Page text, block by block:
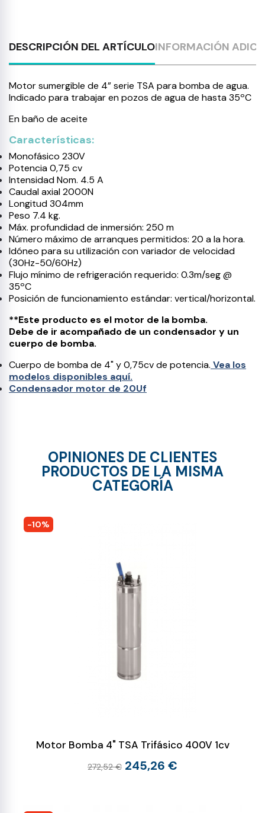
DESCRIPCIÓN DEL ARTÍCULOINFORMACIÓN
Motor sumergible de 4” serie TSA para bomba de agua.
Indicado para trabajar en pozos de agua de hasta 35ºC
En baño de aceite
Características:
Monofásico 230V
Potencia 0,75 cv
Intensidad Nom. 4.5 A
Caudal axial 2000N
Longitud 304mm
Peso 7.4 kg.
Máx. profundidad de inmersión: 250 m
Número máximo de arranques permitidos: 20 a la hora.
Idóneo para su utilización con variador de velocidad
(30Hz-50/60Hz)
Flujo mínimo de refrigeración requerido: 0.3m/seg @
35ºC
Posición de funcionamiento estándar: vertical/horizontal.
**Este producto es el motor de la bomba.
Debe de ir acompañado de un condensador y un
cuerpo de bomba.
Cuerpo de bomba de 4" y 0,75cv de potencia. Vea los
modelos disponibles aquí.
Condensador motor de 20Uf
OPINIONES DE CLIENTES
PRODUCTOS DE LA MISMA
CATEGORÍA
-10%
Motor Bomba 4" TSA Trifásico 400V 1cv
272,52 € 245,26 €